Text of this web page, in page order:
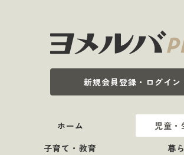
新規会員登録・ログイン
ホーム
児童
子育て・教育
暮